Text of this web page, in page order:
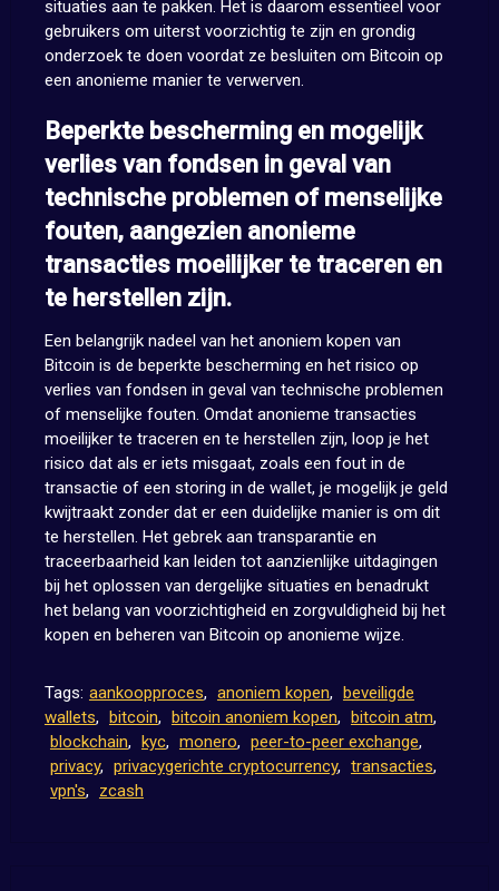
situaties aan te pakken. Het is daarom essentieel voor
gebruikers om uiterst voorzichtig te zijn en grondig
onderzoek te doen voordat ze besluiten om Bitcoin op
een anonieme manier te verwerven.
Beperkte bescherming en mogelijk
verlies van fondsen in geval van
technische problemen of menselijke
fouten, aangezien anonieme
transacties moeilijker te traceren en
te herstellen zijn.
Een belangrijk nadeel van het anoniem kopen van
Bitcoin is de beperkte bescherming en het risico op
verlies van fondsen in geval van technische problemen
of menselijke fouten. Omdat anonieme transacties
moeilijker te traceren en te herstellen zijn, loop je het
risico dat als er iets misgaat, zoals een fout in de
transactie of een storing in de wallet, je mogelijk je geld
kwijtraakt zonder dat er een duidelijke manier is om dit
te herstellen. Het gebrek aan transparantie en
traceerbaarheid kan leiden tot aanzienlijke uitdagingen
bij het oplossen van dergelijke situaties en benadrukt
het belang van voorzichtigheid en zorgvuldigheid bij het
kopen en beheren van Bitcoin op anonieme wijze.
Tags: aankoopproces, anoniem kopen, beveiligde
wallets, bitcoin, bitcoin anoniem kopen, bitcoin atm,
blockchain, kyc, monero, peer-to-peer exchange,
privacy, privacygerichte cryptocurrency, transacties,
vpn's, zcash